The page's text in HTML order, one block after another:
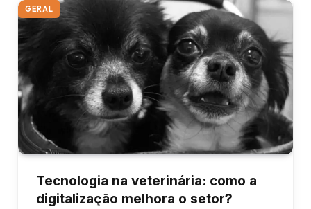
GERAL
Tecnologia na veterinária: como a
digitalização melhora o setor?